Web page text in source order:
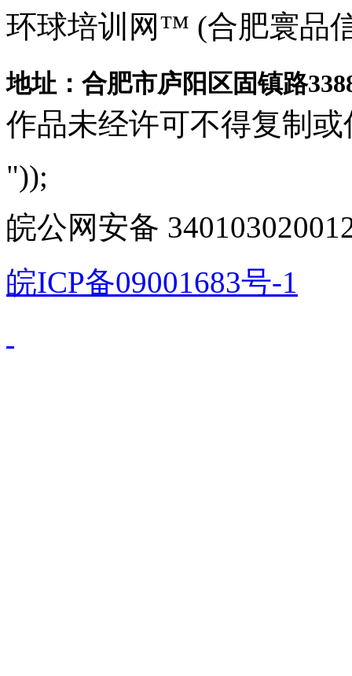
环球培训网™ (合肥寰品
地址：合肥市庐阳区固镇路
作品未经许可不得复制或
"));
皖公网安备
皖ICP备09001683号-1